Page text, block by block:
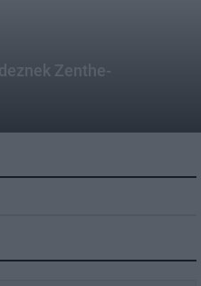
Zenthe-